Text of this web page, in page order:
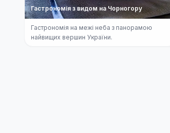
Гастрономія з видом на Чорногору
Гастрономія на межі неба з панорамою
найвищих вершин України.